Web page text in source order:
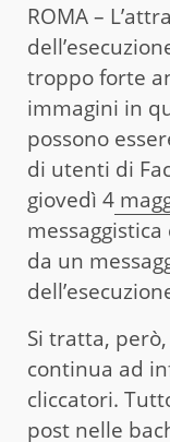
ROMA –
troppo forte
immagini in
possono
di utenti di
giovedì 4
da un
Si tratta,
continua ad
cliccatori.
post nelle